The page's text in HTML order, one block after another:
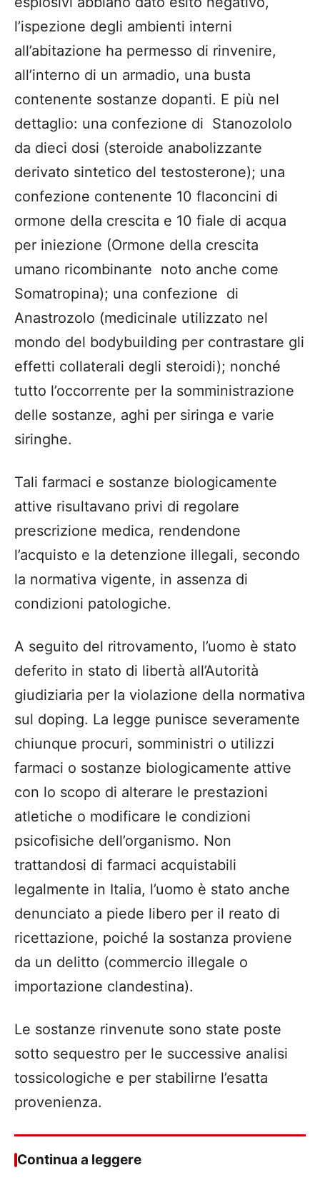
l’ispezione degli ambienti interni
all’abitazione ha permesso di rinvenire,
all’interno di un armadio, una busta
contenente sostanze dopanti. E più nel
dettaglio: una confezione di Stanozololo
da dieci dosi (steroide anabolizzante
derivato sintetico del testosterone); una
confezione contenente 10 flaconcini di
ormone della crescita e 10 fiale di acqua
per iniezione (Ormone della crescita
umano ricombinante noto anche come
Somatropina); una confezione di
Anastrozolo (medicinale utilizzato nel
mondo del bodybuilding per contrastare gli
effetti collaterali degli steroidi); nonché
tutto l’occorrente per la somministrazione
delle sostanze, aghi per siringa e varie
siringhe.
Tali farmaci e sostanze biologicamente
attive risultavano privi di regolare
prescrizione medica, rendendone
l’acquisto e la detenzione illegali, secondo
la normativa vigente, in assenza di
condizioni patologiche.
​​A seguito del ritrovamento, l’uomo è stato
deferito in stato di libertà all’Autorità
giudiziaria per la violazione della normativa
sul doping. La legge punisce severamente
chiunque procuri, somministri o utilizzi
farmaci o sostanze biologicamente attive
con lo scopo di alterare le prestazioni
atletiche o modificare le condizioni
psicofisiche dell’organismo. Non
trattandosi di farmaci acquistabili
legalmente in Italia, l’uomo è stato anche
denunciato a piede libero per il reato di
ricettazione, poiché la sostanza proviene
da un delitto (commercio illegale o
importazione clandestina).
​Le sostanze rinvenute sono state poste
sotto sequestro per le successive analisi
tossicologiche e per stabilirne l’esatta
provenienza.
Continua a leggere